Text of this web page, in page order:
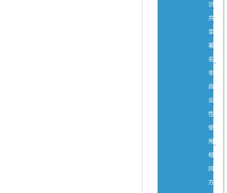
识
共
享
署
名-
非
商
业
性
使
用-
相
同
方